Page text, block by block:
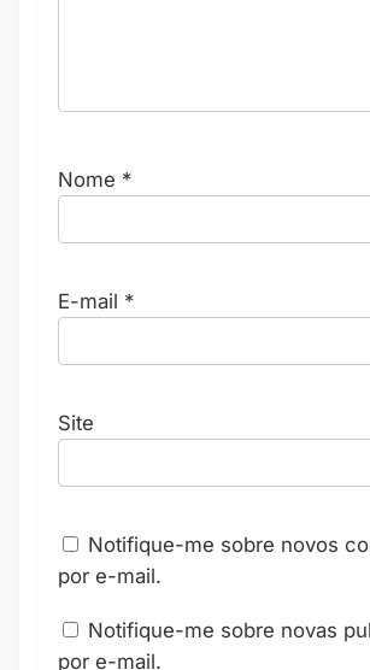
Nome *
E-mail *
Site
Notifique-me sobre novos
por e-mail.
Notifique-me sobre novas
por e-mail.